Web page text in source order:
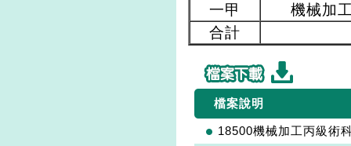
一甲
機械加
合計
檔案說明
18500機械加工丙級術